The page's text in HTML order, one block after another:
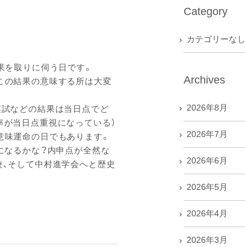
を取りに伺う日です。
の結果の意味する所は大変
などの結果は当日点でど
当日点重視になっている）
運命の日でもあります。
るかな？内申点が全然な
そして中村進学会へと歴史
Category
カテゴリーなし
Archives
2026年8月
2026年7月
2026年6月
2026年5月
2026年4月
2026年3月